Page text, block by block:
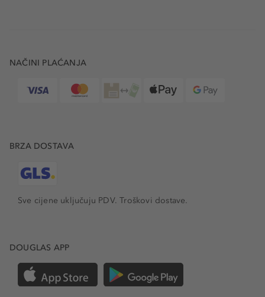
NAČINI PLAĆANJA
BRZA DOSTAVA
Sve cijene uključuju PDV.Troškovi dostave.
DOUGLAS APP